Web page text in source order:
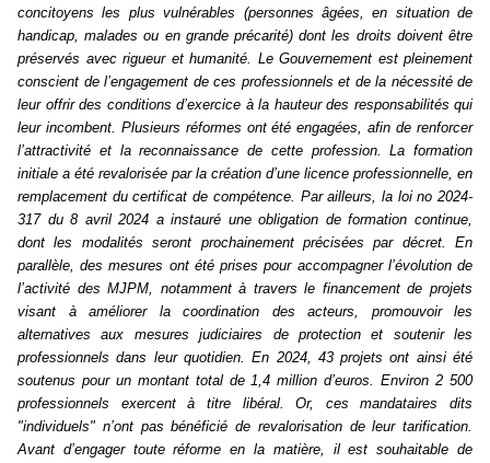
concitoyens les plus vulnérables (personnes âgées, en situation de
handicap, malades ou en grande précarité) dont les droits doivent être
préservés avec rigueur et humanité. Le Gouvernement est pleinement
conscient de l’engagement de ces professionnels et de la nécessité de
leur offrir des conditions d’exercice à la hauteur des responsabilités qui
leur incombent. Plusieurs réformes ont été engagées, afin de renforcer
l’attractivité et la reconnaissance de cette profession. La formation
initiale a été revalorisée par la création d’une licence professionnelle, en
remplacement du certificat de compétence. Par ailleurs, la loi no 2024-
317 du 8 avril 2024 a instauré une obligation de formation continue,
dont les modalités seront prochainement précisées par décret. En
parallèle, des mesures ont été prises pour accompagner l’évolution de
l’activité des MJPM, notamment à travers le financement de projets
visant à améliorer la coordination des acteurs, promouvoir les
alternatives aux mesures judiciaires de protection et soutenir les
professionnels dans leur quotidien. En 2024, 43 projets ont ainsi été
soutenus pour un montant total de 1,4 million d’euros. Environ 2 500
professionnels exercent à titre libéral. Or, ces mandataires dits
"individuels" n’ont pas bénéficié de revalorisation de leur tarification.
Avant d’engager toute réforme en la matière, il est souhaitable de